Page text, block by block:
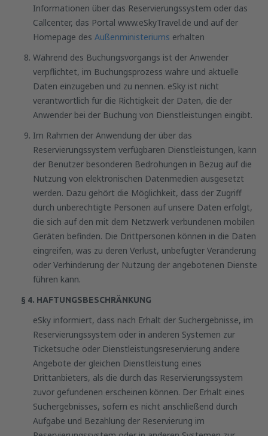
Informationen über das Reservierungssystem oder das
Callcenter, das Portal www.eSkyTravel.de und auf der
Homepage des Außenministeriums erhalten
Während des Buchungsvorgangs ist der Anwender
verpflichtet, im Buchungsprozess wahre und aktuelle
Daten einzugeben und zu nennen. eSky ist nicht
verantwortlich für die Richtigkeit der Daten, die der
Anwender bei der Buchung von Dienstleistungen eingibt.
Im Rahmen der Anwendung der über das
Reservierungssystem verfügbaren Dienstleistungen, kann
der Benutzer besonderen Bedrohungen in Bezug auf die
Nutzung von elektronischen Datenmedien ausgesetzt
werden. Dazu gehört die Möglichkeit, dass der Zugriff
durch unberechtigte Personen auf unsere Daten erfolgt,
die sich auf den mit dem Netzwerk verbundenen mobilen
Geräten befinden. Die Drittpersonen können in die Daten
eingreifen, was zu deren Verlust, unbefugter Veränderung
oder Verhinderung der Nutzung der angebotenen Dienste
führen kann.
§ 4. HAFTUNGSBESCHRÄNKUNG
eSky informiert, dass nach Erhalt der Suchergebnisse, im
Reservierungssystem oder in anderen Systemen zur
Ticketsuche oder Dienstleistungsreservierung andere
Angebote der gleichen Dienstleistung eines
Drittanbieters, als die durch das Reservierungssystem
zuvor gefundenen erscheinen können. Der Erhalt eines
Suchergebnisses, sofern es nicht anschließend durch
Aufgabe und Bezahlung der Reservierung im